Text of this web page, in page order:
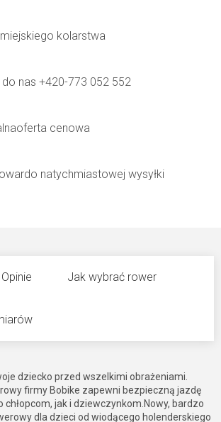
miejskiego kolarstwa
nas +420-773 052 552
oferta cenowa
do natychmiastowej wysyłki
Opinie Jak wybrać rower
dziecko przed wszelkimi obrażeniami.
firmy Bobike zapewni bezpieczną jazdę
jak i dziewczynkom.Nowy, bardzo
dla dzieci od wiodącego holenderskiego